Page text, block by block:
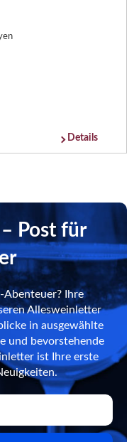
Details
Post für
Abenteuer? Ihre
Allesweinletter
in ausgewählte
und bevorstehende
ist Ihre erste